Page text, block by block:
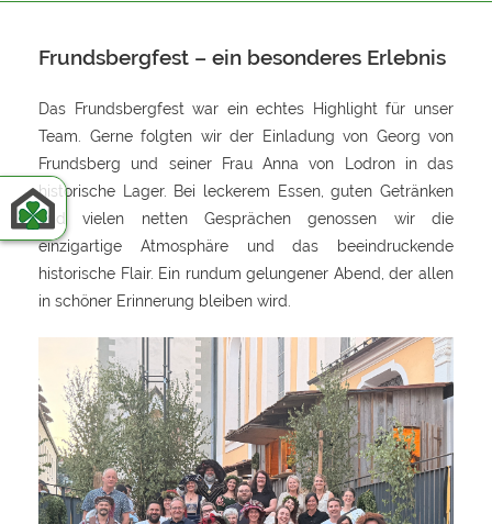
Frundsbergfest – ein besonderes Erlebnis
Das Frundsbergfest war ein echtes Highlight für unser
Team. Gerne folgten wir der Einladung von Georg von
Frundsberg und seiner Frau Anna von Lodron in das
historische Lager. Bei leckerem Essen, guten Getränken
und vielen netten Gesprächen genossen wir die
einzigartige Atmosphäre und das beeindruckende
historische Flair. Ein rundum gelungener Abend, der allen
in schöner Erinnerung bleiben wird.